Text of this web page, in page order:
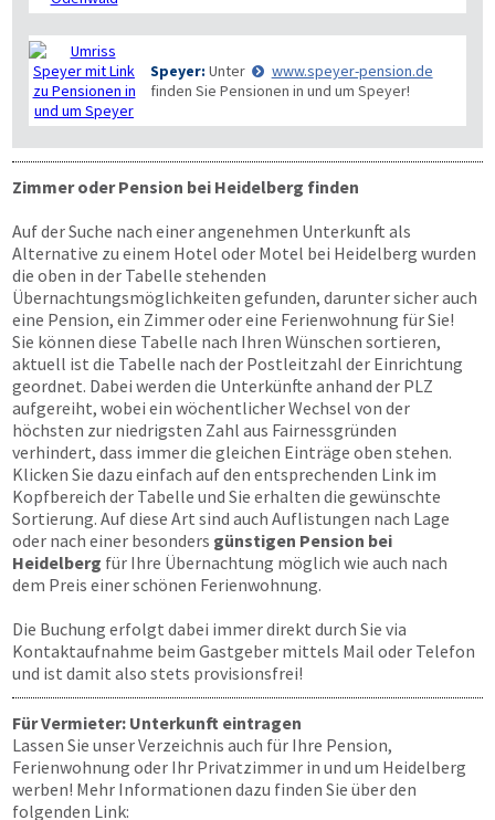
Speyer: Unter
www.speyer-pension.de
finden Sie Pensionen in und um Speyer!
Zimmer oder Pension bei Heidelberg finden
Auf der Suche nach einer angenehmen Unterkunft als
Alternative zu einem Hotel oder Motel bei Heidelberg wurden
die oben in der Tabelle stehenden
Übernachtungsmöglichkeiten gefunden, darunter sicher auch
eine Pension, ein Zimmer oder eine Ferienwohnung für Sie!
Sie können diese Tabelle nach Ihren Wünschen sortieren,
aktuell ist die Tabelle nach der Postleitzahl der Einrichtung
geordnet. Dabei werden die Unterkünfte anhand der PLZ
aufgereiht, wobei ein wöchentlicher Wechsel von der
höchsten zur niedrigsten Zahl aus Fairnessgründen
verhindert, dass immer die gleichen Einträge oben stehen.
Klicken Sie dazu einfach auf den entsprechenden Link im
Kopfbereich der Tabelle und Sie erhalten die gewünschte
Sortierung. Auf diese Art sind auch Auflistungen nach Lage
oder nach einer besonders günstigen Pension bei
Heidelberg für Ihre Übernachtung möglich wie auch nach
dem Preis einer schönen Ferienwohnung.
Die Buchung erfolgt dabei immer direkt durch Sie via
Kontaktaufnahme beim Gastgeber mittels Mail oder Telefon
und ist damit also stets provisionsfrei!
Für Vermieter: Unterkunft eintragen
Lassen Sie unser Verzeichnis auch für Ihre Pension,
Ferienwohnung oder Ihr Privatzimmer in und um Heidelberg
werben! Mehr Informationen dazu finden Sie über den
folgenden Link: